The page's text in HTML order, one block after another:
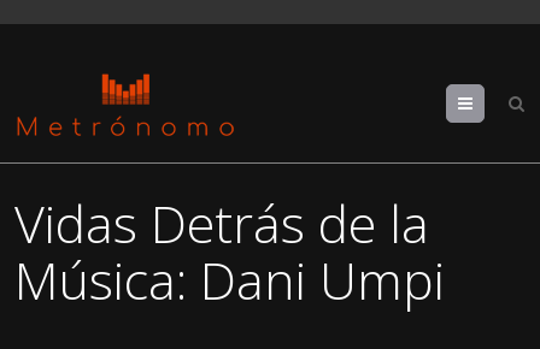
Menu
Vidas Detrás de la
Música: Dani Umpi